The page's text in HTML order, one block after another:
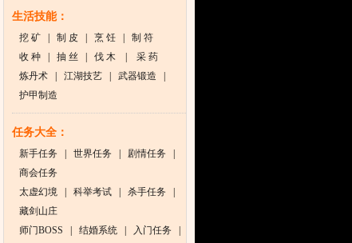
生活技能：
挖 矿 制 皮 烹 饪
制 符
收 种
抽 丝 伐 木
采 药
炼丹术
江湖技艺 武器锻造
护甲制造
任务大全：
新手任务 世界任务 剧情任务
商会任务
太虚幻境
科举考试 杀手任务
藏剑山庄
师门BOSS
结婚系统 入门任务